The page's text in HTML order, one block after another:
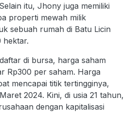
itu, Jhony juga memiliki
properti mewah milik
sebuah rumah di Batu Licin
hektar.
di bursa, harga saham
Rp300 per saham. Harga
mencapai titik tertingginya,
2024. Kini, di usia 21 tahun,
dengan kapitalisasi